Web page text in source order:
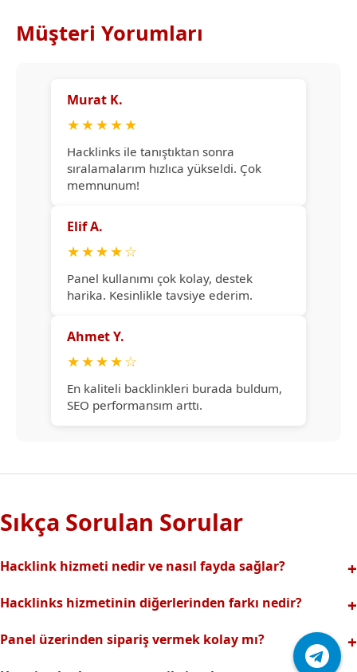
Müşteri Yorumları
Murat K.
★★★★★
Hacklinks ile tanıştıktan sonra
sıralamalarım hızlıca yükseldi. Çok
memnunum!
Elif A.
★★★★☆
Panel kullanımı çok kolay, destek
harika. Kesinlikle tavsiye ederim.
Ahmet Y.
★★★★☆
En kaliteli backlinkleri burada buldum,
SEO performansım arttı.
Sıkça Sorulan Sorular
Hacklink hizmeti nedir ve nasıl fayda sağlar?
backlinklerle sitenizin arama motorlarındaki
sıralamalarınız hızlıca yükselir.
Hacklinks hizmetinin diğerlerinden farkı nedir?
riski olmadan, en kaliteli ve etkili backlinkler sunuyoruz.
Profesyonel ekibimizle hızlı destek sağlanır.Ayrıca Daha
Panel üzerinden sipariş vermek kolay mı?
Hacklinks paneli kullanıcı dostu arayüzüyle kolayca sipariş